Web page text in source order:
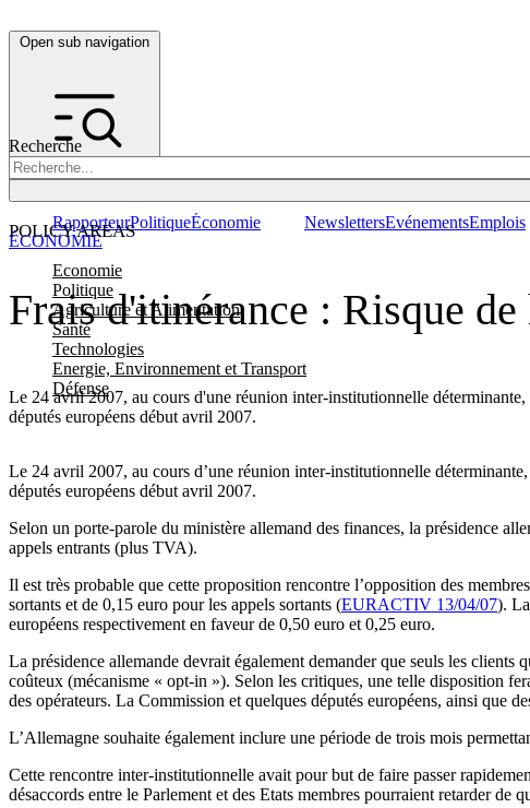
Open sub navigation
Recherche
POLICY AREAS
Economie
Politique
Agriculture et Alimentation
Santé
Technologies
Energie, Environnement et Transport
Défense
RapporteurPolitiqueÉconomie NewslettersEvénementsEmplois
Frais d'itinérance : Risque
Le 24 avril 2007, au cours d'une réunion inter-institutionnelle
députés européens début avril 2007.
ÉCONOMIE
Le 24 avril 2007, au cours d’une réunion inter-institutionnelle
députés européens début avril 2007.
Selon un porte-parole du ministère allemand des finances, la présidence
appels entrants (plus TVA).
Il est très probable que cette proposition rencontre l’opposition des
sortants et de 0,15 euro pour les appels sortants (EURACTIV 13/04/07).
européens respectivement en faveur de 0,50 euro et 0,25 euro.
La présidence allemande devrait également demander que seuls les
coûteux (mécanisme « opt-in »). Selon les critiques, une telle disposition
des opérateurs. La Commission et quelques députés européens, ainsi que
L’Allemagne souhaite également inclure une période de trois mois
Cette rencontre inter-institutionnelle avait pour but de faire passer
désaccords entre le Parlement et des Etats membres pourraient retarder de